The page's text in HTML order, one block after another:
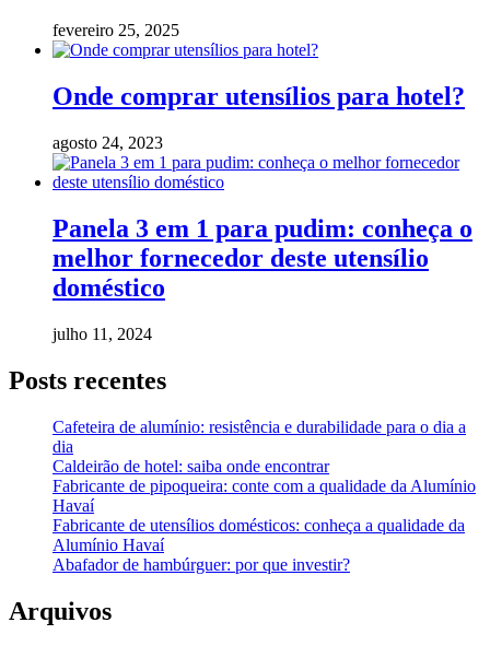
fevereiro 25, 2025
Onde comprar utensílios para hotel?
agosto 24, 2023
Panela 3 em 1 para pudim: conheça o
melhor fornecedor deste utensílio
doméstico
julho 11, 2024
Posts recentes
Cafeteira de alumínio: resistência e durabilidade para o dia a
dia
Caldeirão de hotel: saiba onde encontrar
Fabricante de pipoqueira: conte com a qualidade da Alumínio
Havaí
Fabricante de utensílios domésticos: conheça a qualidade da
Alumínio Havaí
Abafador de hambúrguer: por que investir?
Arquivos